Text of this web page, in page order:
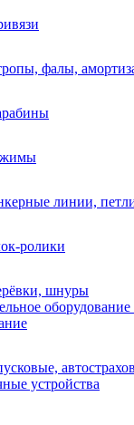
фалы,
линии,
ролики
шнуры
устройства